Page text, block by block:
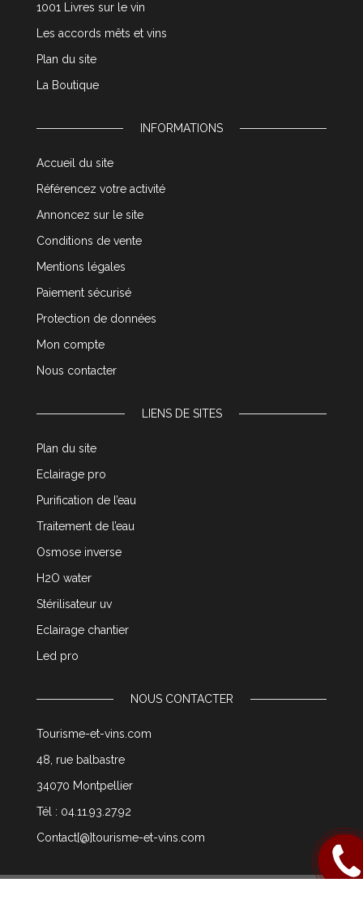
1001 Livres sur le vin
Les accords mêts et vins
Plan du site
La Boutique
INFORMATIONS
Accueil du site
Référencez votre activité
Annoncez sur le site
Conditions de vente
Mentions légales
Paiement sécurisé
Protection de données
Mon compte
Nous contacter
LIENS DE SITES
Plan du site
Eclairage pro
Purification de l’eau
Traitement de l’eau
Osmose inverse
H2O water
Stérilisateur uv
Eclairage chantier
Led pro
NOUS CONTACTER
Tourisme-et-vins.com
48, rue balbastre
34070 Montpellier
Tél : 04.11.93.27.92
Contact[@]tourisme-et-vins.com
moi